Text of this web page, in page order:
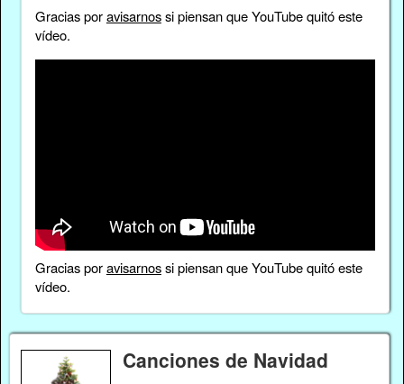
Gracias poravisarnossi piensan que YouTube quitó este
vídeo.
Gracias poravisarnossi piensan que YouTube quitó este
vídeo.
Canciones de Navidad